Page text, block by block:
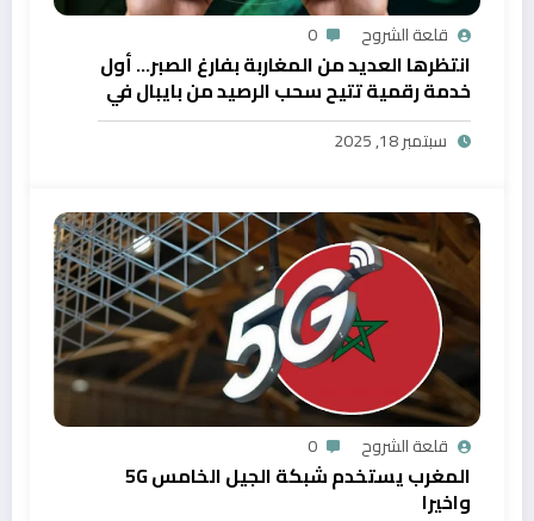
قلعة الشروح 0
انتظرها العديد من المغاربة بفارغ الصبر… أول
خدمة رقمية تتيح سحب الرصيد من بايبال في
المغرب
سبتمبر 18, 2025
قلعة الشروح 0
المغرب يستخدم شبكة الجيل الخامس 5G
واخيرا